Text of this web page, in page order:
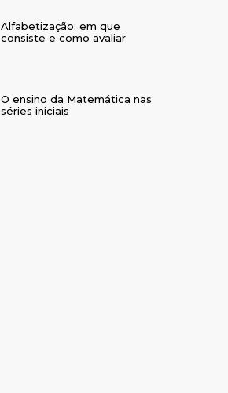
Alfabetização: em que
consiste e como avaliar
O ensino da Matemática nas
séries iniciais